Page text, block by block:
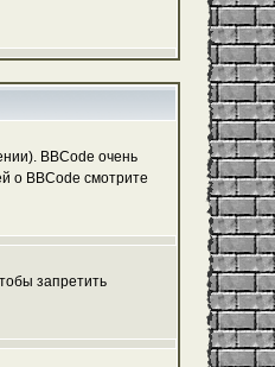
BBCode очень
о BBCode смотрите
запретить